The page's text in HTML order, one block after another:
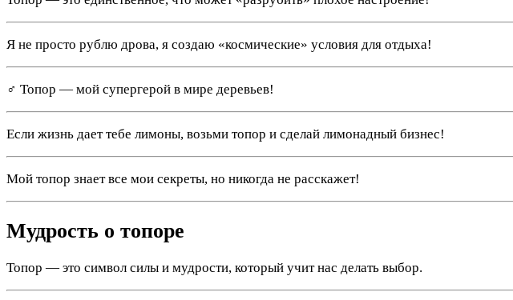
Я не просто рублю дрова, я создаю «космические» условия для отдыха!
‍♂️ Топор — мой супергерой в мире деревьев!
Если жизнь дает тебе лимоны, возьми топор и сделай лимонадный бизнес!
Мой топор знает все мои секреты, но никогда не расскажет!
Мудрость о топоре
Топор — это символ силы и мудрости, который учит нас делать выбор.